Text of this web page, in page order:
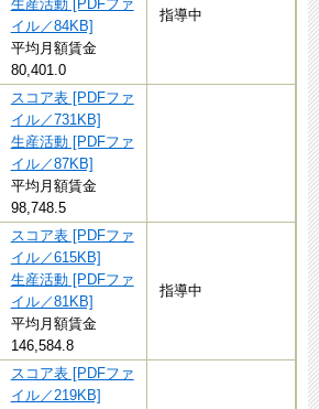
生産活動 [PDFファ
イル／84KB]
平均月額賃金
80,401.0
指導中
スコア表 [PDFファ
イル／731KB]
生産活動 [PDFファ
イル／87KB]
平均月額賃金
98,748.5
スコア表 [PDFファ
イル／615KB]
生産活動 [PDFファ
イル／81KB]
平均月額賃金
146,584.8
指導中
スコア表 [PDFファ
イル／219KB]